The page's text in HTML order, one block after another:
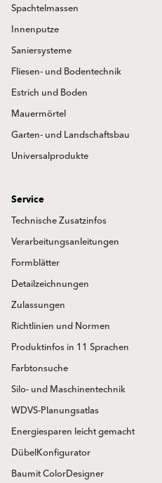
Spachtelmassen
Innenputze
Saniersysteme
Fliesen- und Bodentechnik
Estrich und Boden
Mauermörtel
Garten- und Landschaftsbau
Universalprodukte
Service
Technische Zusatzinfos
Verarbeitungsanleitungen
Formblätter
Detailzeichnungen
Zulassungen
Richtlinien und Normen
Produktinfos in 11 Sprachen
Farbtonsuche
Silo- und Maschinentechnik
WDVS-Planungsatlas
Energiesparen leicht gemacht
DübelKonfigurator
Baumit ColorDesigner